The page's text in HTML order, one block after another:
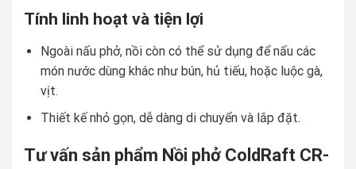
Tính linh hoạt và tiện lợi
Ngoài nấu phở, nồi còn có thể sử dụng để nấu các
món nước dùng khác như bún, hủ tiếu, hoặc luộc gà,
vịt.
Thiết kế nhỏ gọn, dễ dàng di chuyển và lắp đặt.
Tư vấn sản phẩm Nồi phở ColdRaft CR-